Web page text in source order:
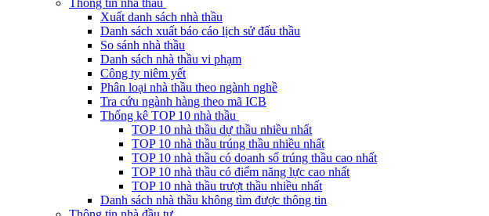
Thông tin nhà thầu
Xuất danh sách nhà thầu
Danh sách xuất báo cáo lịch sử đấu thầu
So sánh nhà thầu
Danh sách nhà thầu vi phạm
Công ty niêm yết
Phân loại nhà thầu theo ngành nghề
Tra cứu ngành hàng theo mã ICB
Thống kê TOP 10 nhà thầu
TOP 10 nhà thầu dự thầu nhiều nhất
TOP 10 nhà thầu trúng thầu nhiều nhất
TOP 10 nhà thầu có doanh số trúng thầu cao nhất
TOP 10 nhà thầu có điểm năng lực cao nhất
TOP 10 nhà thầu trượt thầu nhiều nhất
Danh sách nhà thầu không tìm được thông tin